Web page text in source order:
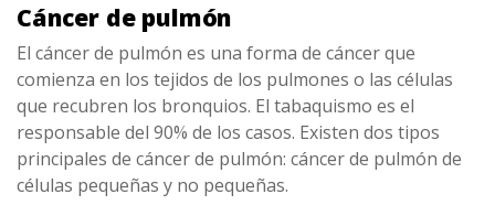
Cáncer de pulmón
El cáncer de pulmón es una forma de cáncer que
comienza en los tejidos de los pulmones o las células
que recubren los bronquios. El tabaquismo es el
responsable del 90% de los casos. Existen dos tipos
principales de cáncer de pulmón: cáncer de pulmón de
células pequeñas y no pequeñas.